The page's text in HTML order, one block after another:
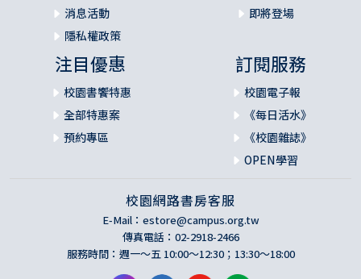
消息活動
隱私權政策
即將登場
注目優惠
校園書饗特惠
全部特惠案
預約專區
訂閱服務
校園電子報
《每日活水》
《校園雜誌》
OPEN學習
校園網路書房客服
E-Mail： estore@campus.org.tw
傳真電話：02-2918-2466
服務時間：週一～五 10:00～12:30；13:30～18:00